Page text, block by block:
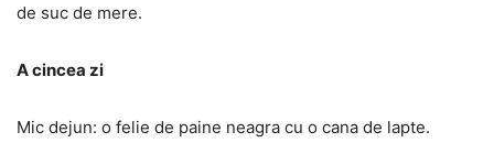
de suc de mere.
A cincea zi
Mic dejun: o felie de paine neagra cu o cana de lapte.